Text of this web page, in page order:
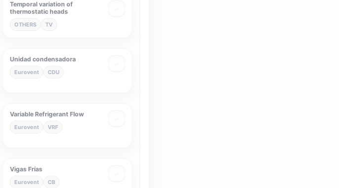
Temporal variation of
thermostatic heads
OTHERS TV
Unidad condensadora
Eurovent CDU
Variable Refrigerant Flow
Eurovent VRF
Vigas Frías
Eurovent CB